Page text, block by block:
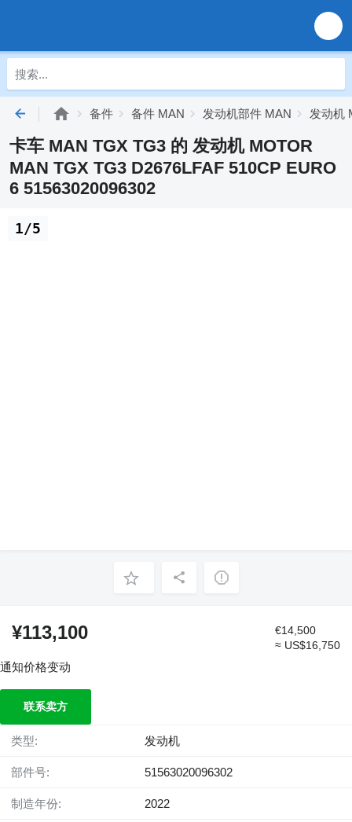
备件 备件 MAN 发动机部件 MAN 发动机
卡车 MAN TGX TG3 的 发动机 MOTOR
MAN TGX TG3 D2676LFAF 510CP EURO
6 51563020096302
1/5
¥113,100
€14,500
≈ US$16,750
通知价格变动
联系卖方
类型: 发动机
部件号: 51563020096302
制造年份: 2022